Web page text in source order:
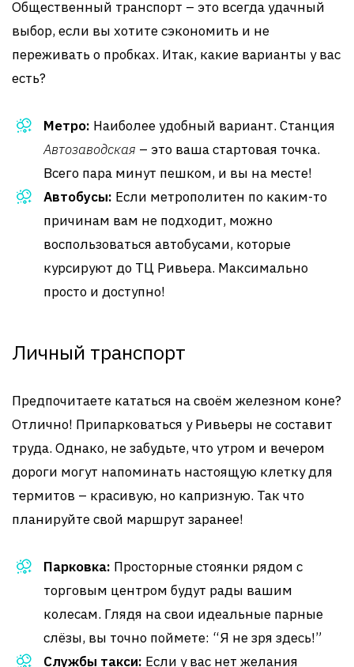
Общественный транспорт – это всегда удачный
выбор, если вы хотите сэкономить и не
переживать о пробках. Итак, какие варианты у вас
есть?
Метро: Наиболее удобный вариант. Станция
Автозаводская – это ваша стартовая точка.
Всего пара минут пешком, и вы на месте!
Автобусы: Если метрополитен по каким-то
причинам вам не подходит, можно
воспользоваться автобусами, которые
курсируют до ТЦ Ривьера. Максимально
просто и доступно!
Личный транспорт
Предпочитаете кататься на своём железном коне?
Отлично! Припарковаться у Ривьеры не составит
труда. Однако, не забудьте, что утром и вечером
дороги могут напоминать настоящую клетку для
термитов – красивую, но капризную. Так что
планируйте свой маршрут заранее!
Парковка: Просторные стоянки рядом с
торговым центром будут рады вашим
колесам. Глядя на свои идеальные парные
слёзы, вы точно поймете: “Я не зря здесь!”
Службы такси: Если у вас нет желания